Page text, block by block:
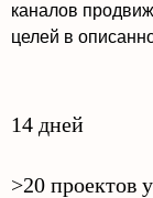
каналов
целей в
14 дней
>20 проектов